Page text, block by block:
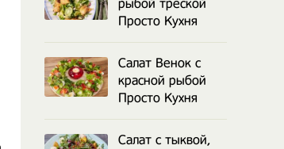
рыбой треской
Просто Кухня
Салат Венок с
красной рыбой
Просто Кухня
Салат с тыквой,